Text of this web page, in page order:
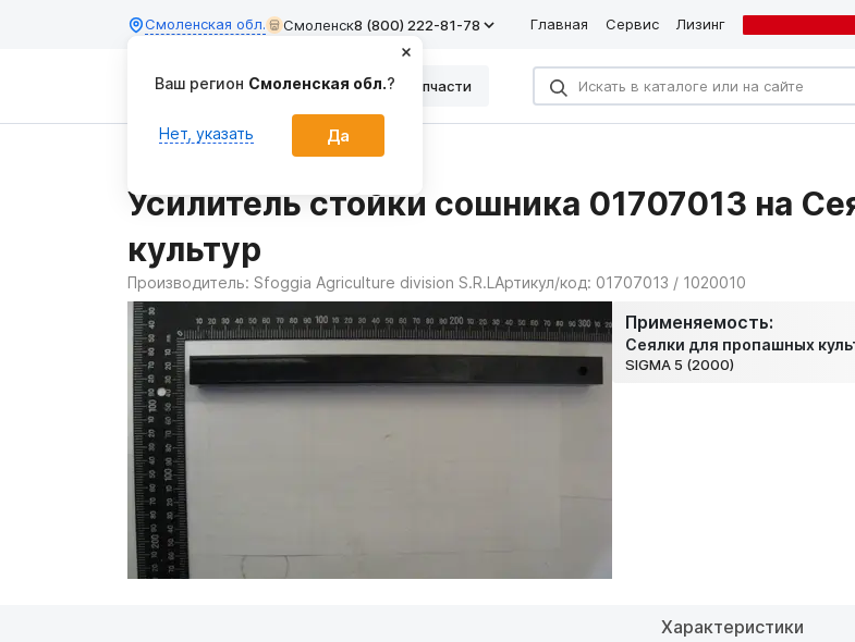
Смоленская обл. Смоленск8 (800) 222-81-78 Главная Сервис Лизинг
Каталог Запчасти
Усилитель стойки сошника 01707013 на
культур
Производитель: Sfoggia Agriculture division S.R.L Артикул/код: 01707013 / 1020010
Применяемость:
Сеялки для пропашных
SIGMA 5 (2000)
Характеристики
Ваш регион Смоленская обл.?
Нет, указать Да